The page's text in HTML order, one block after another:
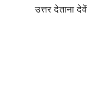
उत्तर देताना